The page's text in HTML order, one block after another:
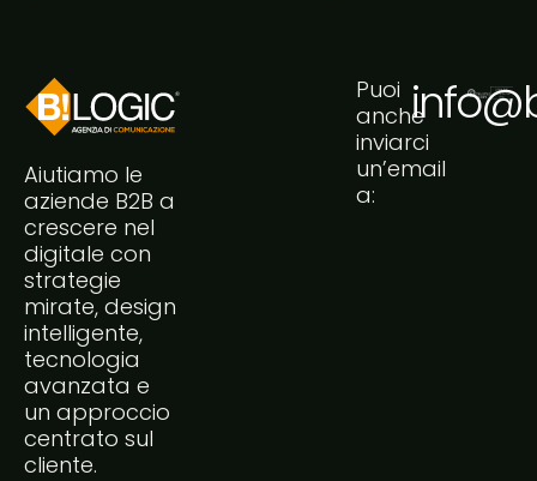
Aiutiamo le
aziende B2B a
crescere nel
digitale con
strategie
mirate, design
intelligente,
tecnologia
avanzata e
un approccio
centrato sul
cliente.
Puoi
anche
inviarci
un’email
a: